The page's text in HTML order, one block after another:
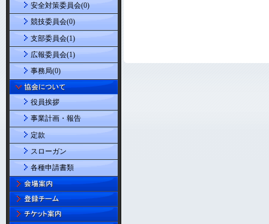
安全対策委員会(0)
競技委員会(0)
支部委員会(1)
広報委員会(1)
事務局(0)
役員挨拶
事業計画・報告
定款
スローガン
各種申請書類